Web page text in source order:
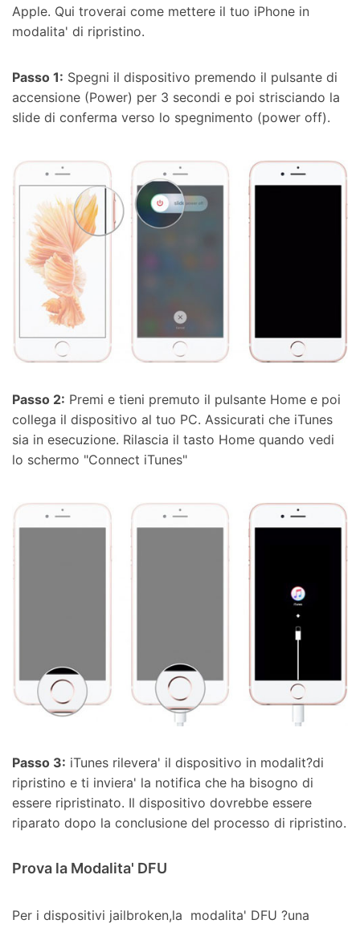
Apple. Qui troverai come mettere il tuo iPhone in
modalita' di ripristino.
Passo 1: Spegni il dispositivo premendo il pulsante di
accensione (Power) per 3 secondi e poi strisciando la
slide di conferma verso lo spegnimento (power off).
Passo 2: Premi e tieni premuto il pulsante Home e poi
collega il dispositivo al tuo PC. Assicurati che iTunes
sia in esecuzione. Rilascia il tasto Home quando vedi
lo schermo "Connect iTunes"
Passo 3: iTunes rilevera' il dispositivo in modalit?di
ripristino e ti inviera' la notifica che ha bisogno di
essere ripristinato. Il dispositivo dovrebbe essere
riparato dopo la conclusione del processo di ripristino.
Prova la Modalita' DFU
Per i dispositivi jailbroken,la modalita' DFU ?una